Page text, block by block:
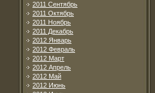
2011 Сентябрь
2011 Октябрь
2011 Ноябрь
2011 Декабрь
2012 Январь
2012 Февраль
2012 Март
2012 Апрель
2012 Май
2012 Июнь